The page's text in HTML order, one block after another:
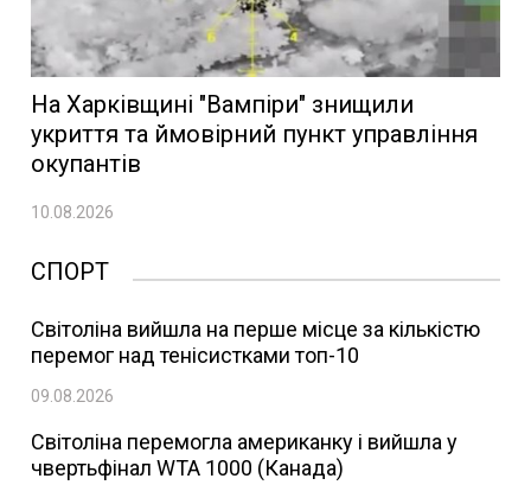
На Харківщині "Вампіри" знищили
укриття та ймовірний пункт управління
окупантів
10.08.2026
СПОРТ
Світоліна вийшла на перше місце за кількістю
перемог над тенісистками топ-10
09.08.2026
Світоліна перемогла американку і вийшла у
чвертьфінал WTA 1000 (Канада)